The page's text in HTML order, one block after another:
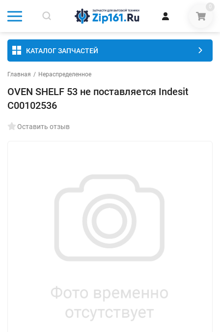
0
КАТАЛОГ ЗАПЧАСТЕЙ
Главная / Нераспределенное
OVEN SHELF 53 не поставляется Indesit
C00102536
Оставить отзыв